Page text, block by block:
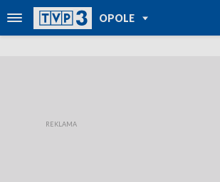
OPOLE
TVP REGIONY